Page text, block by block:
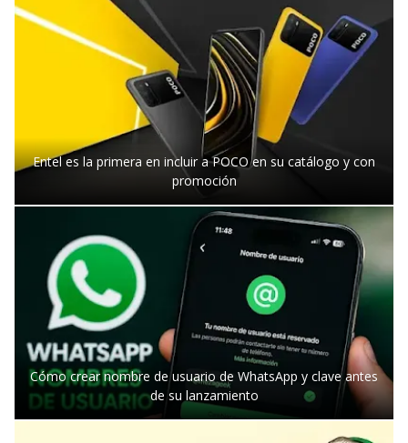
Entel es la primera en incluir a POCO en su catálogo y con
promoción
Cómo crear nombre de usuario de WhatsApp y clave antes
de su lanzamiento